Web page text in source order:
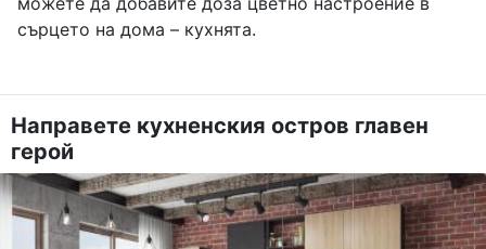
сърцето на дома – кухнята.
Направете кухненския остров главен
герой